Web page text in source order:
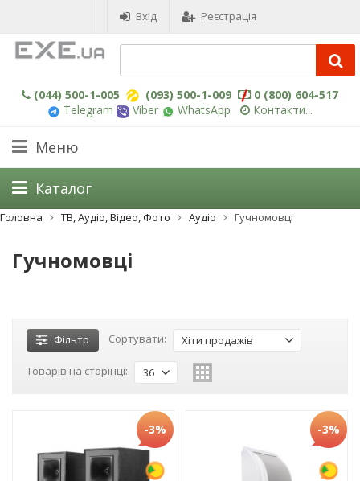
Вхід Реєстрація
(044) 500-1-005 (093) 500-1-009
0 (800) 604-517
Telegram
Viber WhatsApp Контакти...
Меню
Головна ТВ, Аудіо, Відео, Фото Аудіо Гучномовці
Гучномовці
Фільтр Сортувати: Хіти продажів
Товарів на сторінці: 36
-3% -3%
Каталог